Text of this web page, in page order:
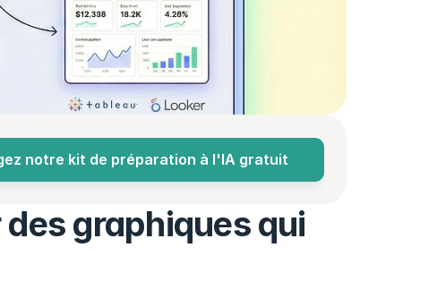
notre kit de préparation à l'IA gratuit
graphiques qui